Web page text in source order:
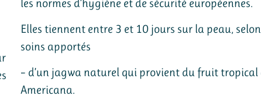
les normes d’hygiène et de sécurité européennes.
Elles tiennent entre 3 et 10 jours sur la peau,
soins apportés
– d’un jagwa naturel qui provient du fruit tropical
Americana.